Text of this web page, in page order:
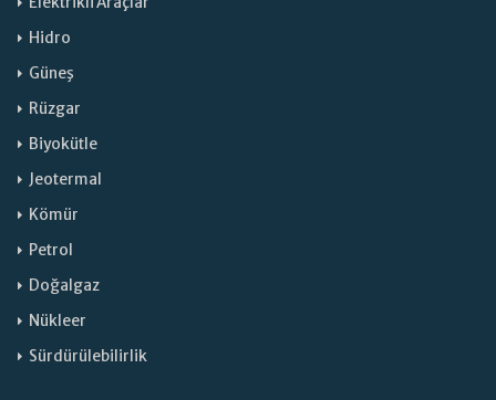
Hidro
Güneş
Rüzgar
Biyokütle
Jeotermal
Kömür
Petrol
Doğalgaz
Nükleer
Sürdürülebilirlik